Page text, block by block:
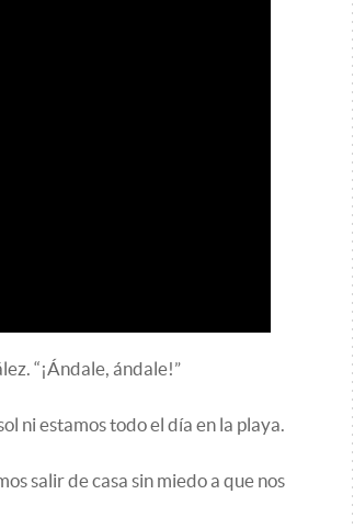
“¡Ándale, ándale!”
ni estamos todo el día en la playa.
salir de casa sin miedo a que nos